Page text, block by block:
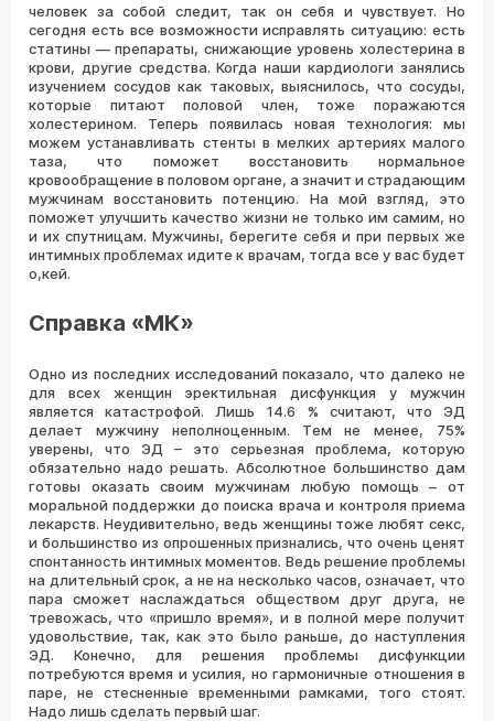
человек за собой следит, так он себя и чувствует. Но
сегодня есть все возможности исправлять ситуацию: есть
статины — препараты, снижающие уровень холестерина в
крови, другие средства. Когда наши кардиологи занялись
изучением сосудов как таковых, выяснилось, что сосуды,
которые питают половой член, тоже поражаются
холестерином. Теперь появилась новая технология: мы
можем устанавливать стенты в мелких артериях малого
таза, что поможет восстановить нормальное
кровообращение в половом органе, а значит и страдающим
мужчинам восстановить потенцию. На мой взгляд, это
поможет улучшить качество жизни не только им самим, но
и их спутницам. Мужчины, берегите себя и при первых же
интимных проблемах идите к врачам, тогда все у вас будет
о,кей.
Справка «МК»
Одно из последних исследований показало, что далеко не
для всех женщин эректильная дисфункция у мужчин
является катастрофой. Лишь 14.6 % считают, что ЭД
делает мужчину неполноценным. Тем не менее, 75%
уверены, что ЭД – это серьезная проблема, которую
обязательно надо решать. Абсолютное большинство дам
готовы оказать своим мужчинам любую помощь – от
моральной поддержки до поиска врача и контроля приема
лекарств. Неудивительно, ведь женщины тоже любят секс,
и большинство из опрошенных признались, что очень ценят
спонтанность интимных моментов. Ведь решение проблемы
на длительный срок, а не на несколько часов, означает, что
пара сможет наслаждаться обществом друг друга, не
тревожась, что «пришло время», и в полной мере получит
удовольствие, так, как это было раньше, до наступления
ЭД. Конечно, для решения проблемы дисфункции
потребуются время и усилия, но гармоничные отношения в
паре, не стесненные временными рамками, того стоят.
Надо лишь сделать первый шаг.